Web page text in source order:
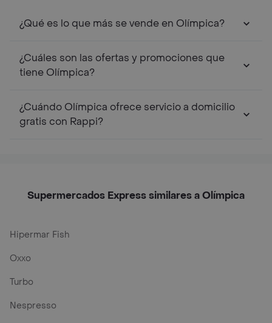
¿Qué es lo que más se vende en Olímpica?
¿Cuáles son las ofertas y promociones que
tiene Olímpica?
¿Cuándo Olímpica ofrece servicio a domicilio
gratis con Rappi?
Supermercados Express similares a Olímpica
Hipermar Fish
Oxxo
Turbo
Nespresso